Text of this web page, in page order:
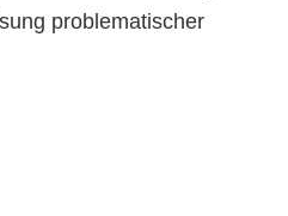
problematischer